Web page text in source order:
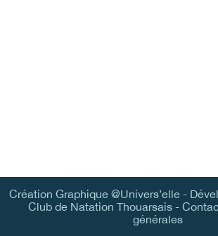
Création Graphique @Univers’elle -
Club de Natation Thouarsais -
générales